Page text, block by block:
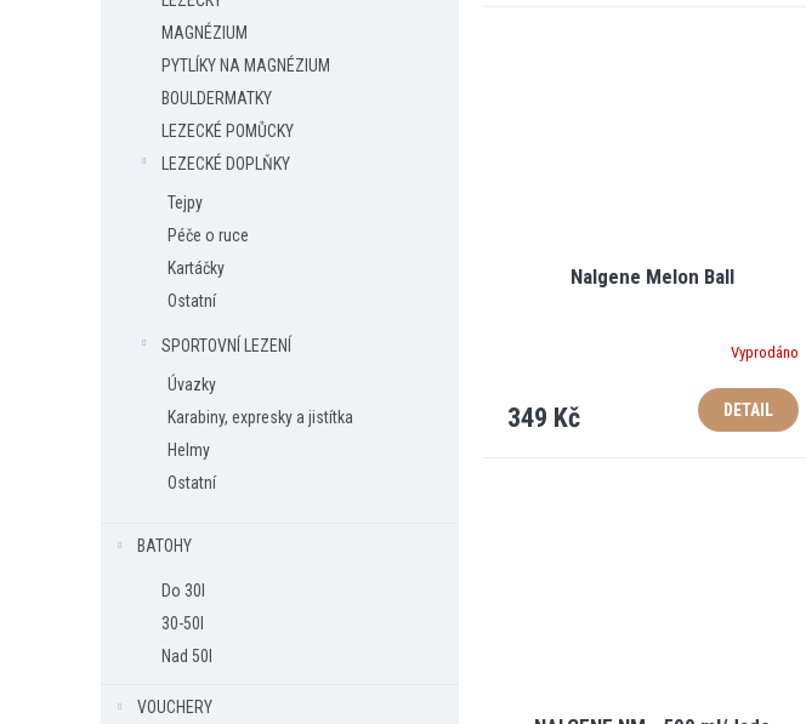
MAGNÉZIUM
PYTLÍKY NA MAGNÉZIUM
BOULDERMATKY
LEZECKÉ POMŮCKY
LEZECKÉ DOPLŇKY
Tejpy
Péče o ruce
Kartáčky
Ostatní
SPORTOVNÍ LEZENÍ
Úvazky
Karabiny, expresky a jistítka
Helmy
Ostatní
BATOHY
Do 30l
30-50l
Nad 50l
VOUCHERY
Nalgene Melon Ball
Vyprodáno
349 Kč DETAIL